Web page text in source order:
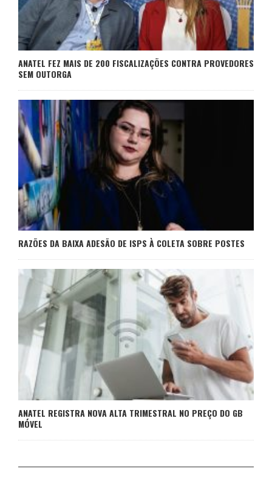
ANATEL FEZ MAIS DE 200 FISCALIZAÇÕES CONTRA PROVEDORES
SEM OUTORGA
RAZÕES DA BAIXA ADESÃO DE ISPS À COLETA SOBRE POSTES
ANATEL REGISTRA NOVA ALTA TRIMESTRAL NO PREÇO DO GB
MÓVEL